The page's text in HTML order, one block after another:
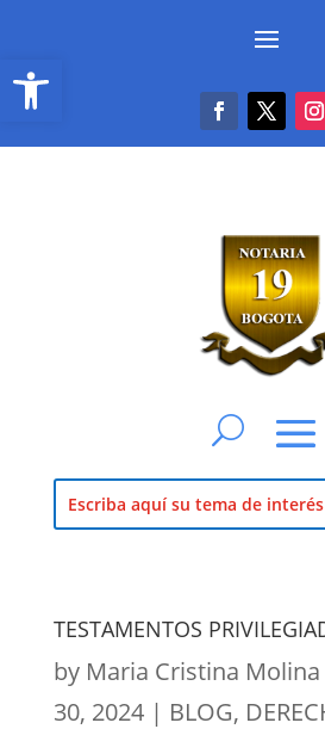
Abrir barra de herramientas
TESTAMENTOS
by Maria Cristina
30, 2024| BLOG,